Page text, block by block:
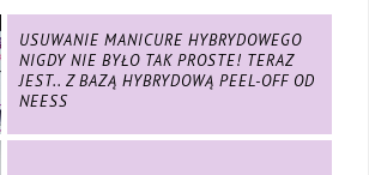
USUWANIE MANICURE HYBRYDOWEGO
NIGDY NIE BYŁO TAK PROSTE! TERAZ
JEST.. Z BAZĄ HYBRYDOWĄ PEEL-OFF OD
NEESS